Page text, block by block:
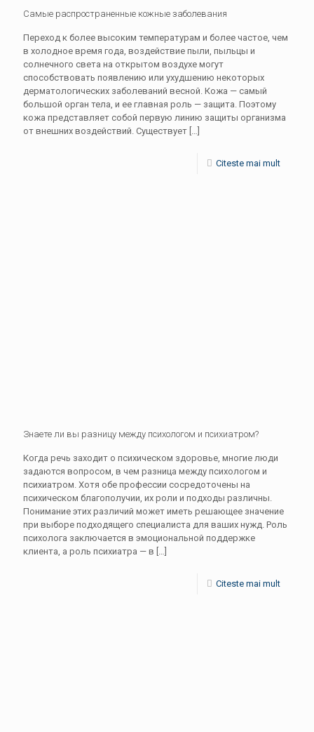
Самые распространенные кожные заболевания
Переход к более высоким температурам и более частое, чем
в холодное время года, воздействие пыли, пыльцы и
солнечного света на открытом воздухе могут
способствовать появлению или ухудшению некоторых
дерматологических заболеваний весной. Кожа — самый
большой орган тела, и ее главная роль — защита. Поэтому
кожа представляет собой первую линию защиты организма
от внешних воздействий. Существует […]
Citeste mai mult
Знаете ли вы разницу между психологом и психиатром?
Когда речь заходит о психическом здоровье, многие люди
задаются вопросом, в чем разница между психологом и
психиатром. Хотя обе профессии сосредоточены на
психическом благополучии, их роли и подходы различны.
Понимание этих различий может иметь решающее значение
при выборе подходящего специалиста для ваших нужд. Роль
психолога заключается в эмоциональной поддержке
клиента, а роль психиатра — в […]
Citeste mai mult